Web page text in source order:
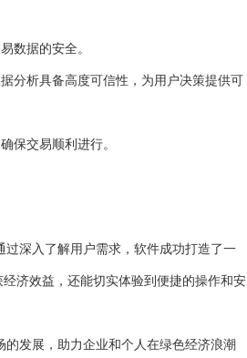
数据的安全。
分析具备高度可信性，为用户决策提供可
保交易顺利进行。
过深入了解用户需求，软件成功打造了一
济效益，还能切实体验到便捷的操作和安
发展，助力企业和个人在绿色经济浪潮